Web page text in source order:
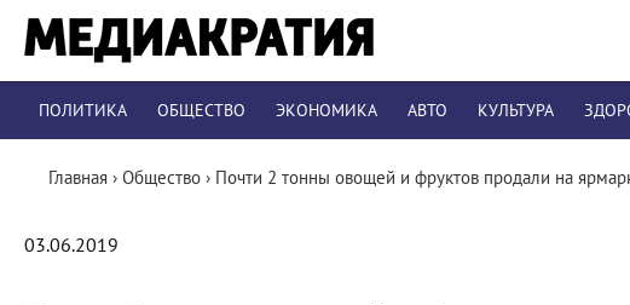
ПОЛИТИКА ОБЩЕСТВО ЭКОНОМИКА АВТО КУЛЬТУРА
Главная › Общество › Почти 2 тонны овощей и фруктов продали на
03.06.2019